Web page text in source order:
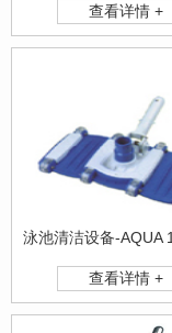
查看详情 +
查看详情 +